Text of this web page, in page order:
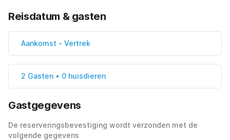
Reisdatum & gasten
Aankomst - Vertrek
2 Gasten • 0 huisdieren
Gastgegevens
De reserveringsbevestiging wordt verzonden met de
volgende gegevens